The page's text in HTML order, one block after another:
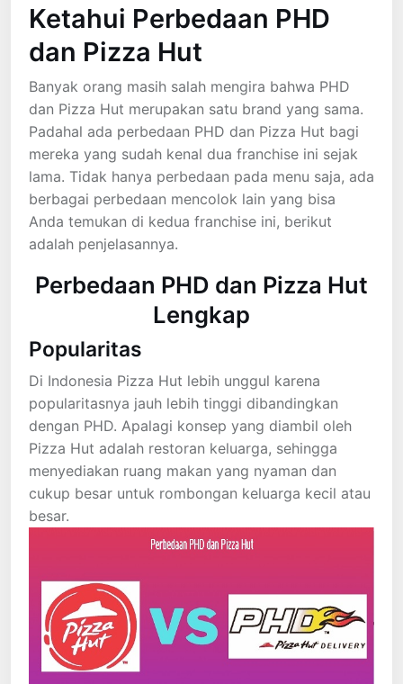
Ketahui Perbedaan PHD
dan Pizza Hut
Banyak orang masih salah mengira bahwa PHD
dan Pizza Hut merupakan satu brand yang sama.
Padahal ada perbedaan PHD dan Pizza Hut bagi
mereka yang sudah kenal dua franchise ini sejak
lama. Tidak hanya perbedaan pada menu saja, ada
berbagai perbedaan mencolok lain yang bisa
Anda temukan di kedua franchise ini, berikut
adalah penjelasannya.
Perbedaan PHD dan Pizza Hut
Lengkap
Popularitas
Di Indonesia Pizza Hut lebih unggul karena
popularitasnya jauh lebih tinggi dibandingkan
dengan PHD. Apalagi konsep yang diambil oleh
Pizza Hut adalah restoran keluarga, sehingga
menyediakan ruang makan yang nyaman dan
cukup besar untuk rombongan keluarga kecil atau
besar.